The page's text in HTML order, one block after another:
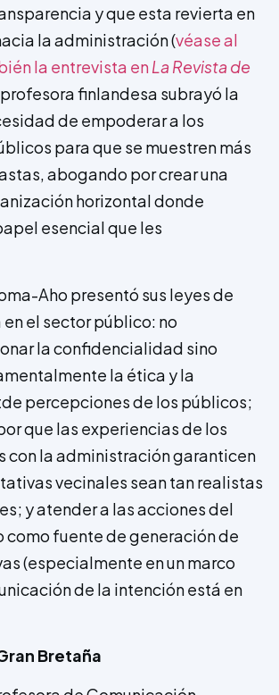
y que esta revierta en
la administración (véase al
la entrevista enLa Revista de
profesora finlandesa subrayó la
de empoderar a los
para que se muestren más
abogando por crear una
horizontal donde
esencial que les
Aho presentó sus leyes de
el sector público: no
la confidencialidad sino
la ética y la
percepciones de los públicos;
que las experiencias de los
con la administración garanticen
vecinales sean tan realistas
y atender a las acciones del
como fuente de generación de
(especialmente en un marco
de la intención está en
Bretaña